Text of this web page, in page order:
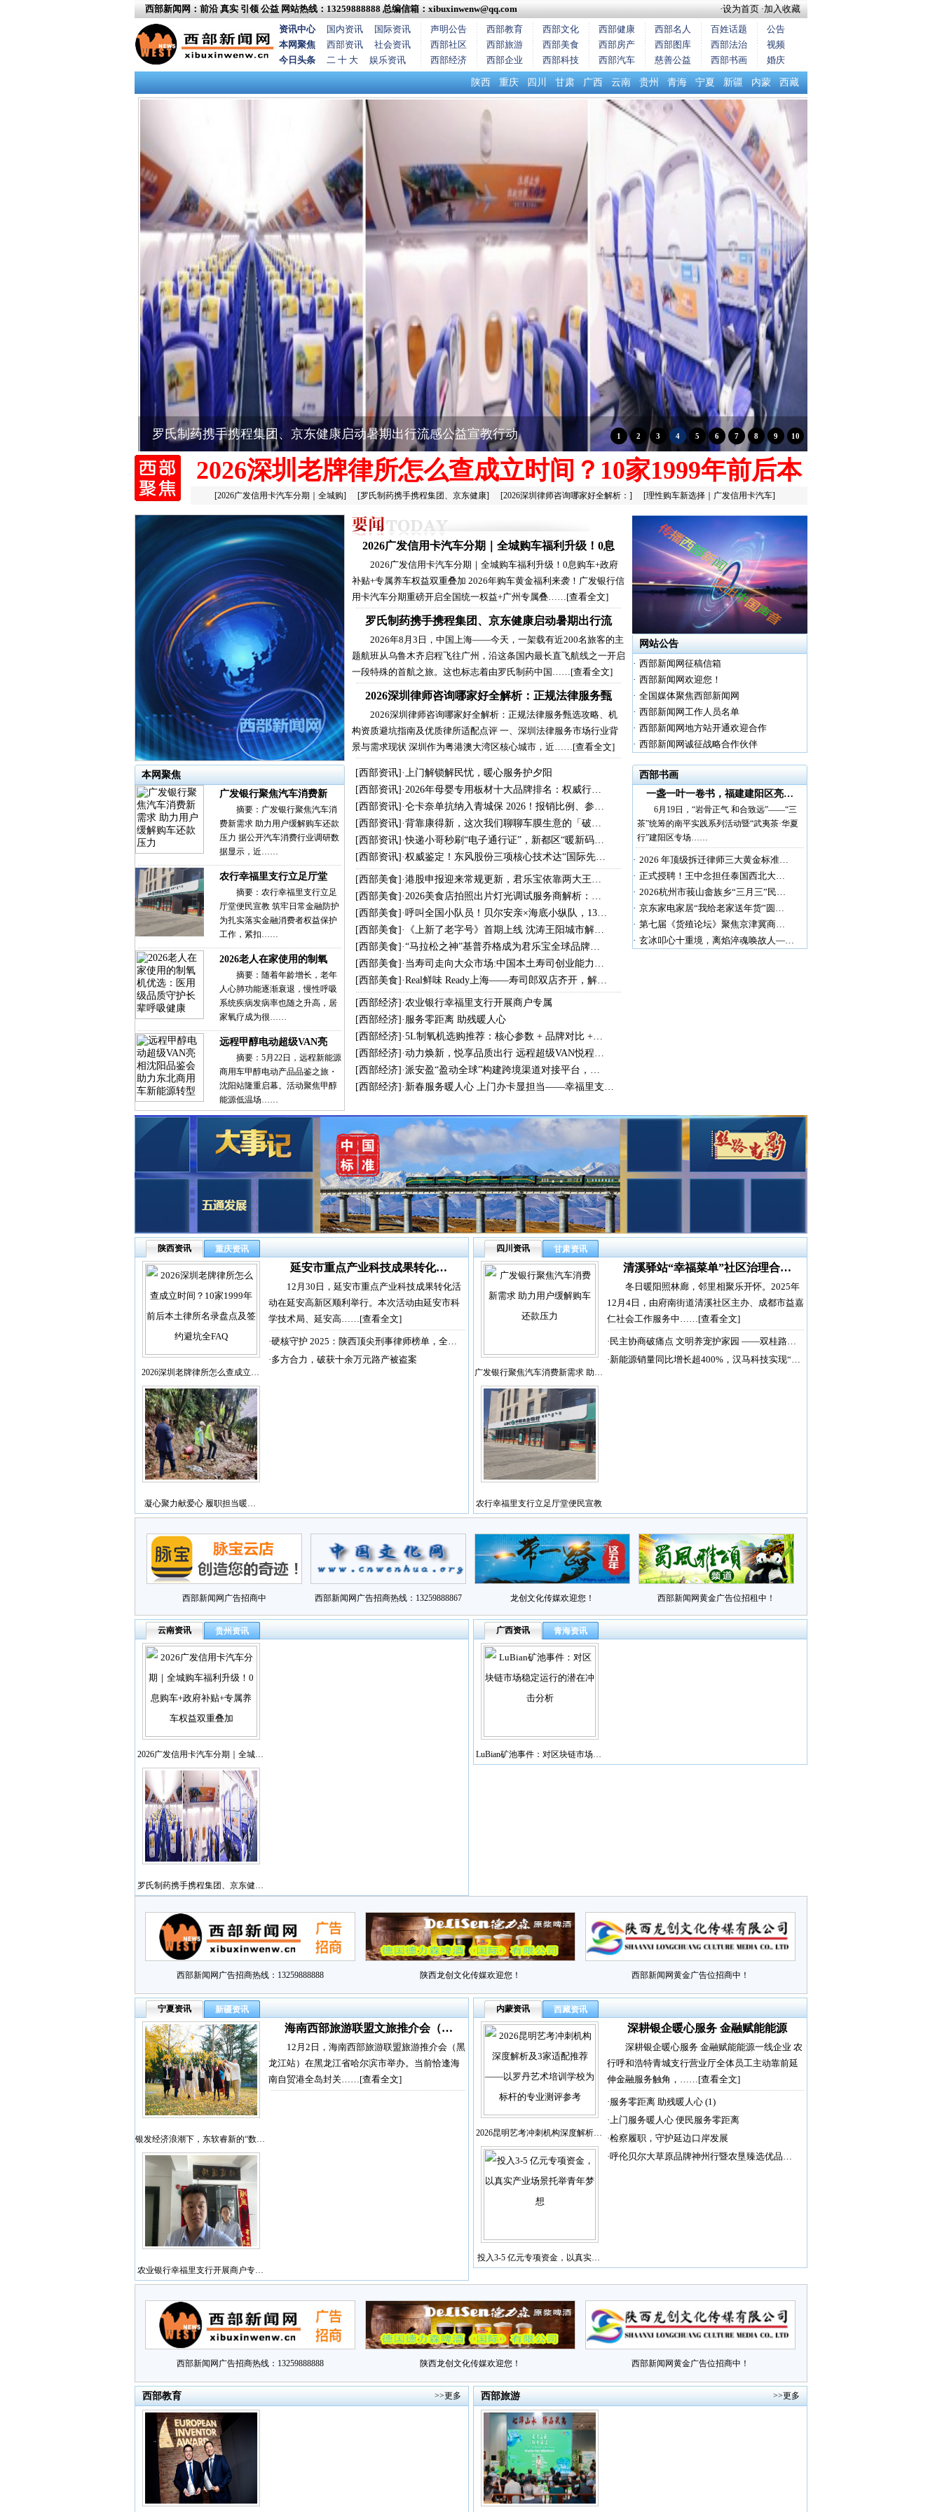
西部新闻网：前沿 真实 引领 公益 网站热线：13259888888 总编信箱：xibuxinwenw@qq.com ·设为首页 ·加入收藏
资讯中心
国内资讯
国际资讯
本网聚焦
西部资讯
社会资讯
今日头条
二 十 大 娱乐资讯
声明公告
西部社区
西部经济
西部教育
西部旅游
西部企业
西部文化
西部美食
西部科技
西部健康
西部房产
西部汽车
西部名人
西部图库
慈善公益
百姓话题
西部法治
西部书画
公告
视频
婚庆
陕西 重庆 四川 甘肃 广西 云南 贵州 青海 宁夏 新疆 内蒙 西藏
罗氏制药携手携程集团、京东健康启动暑期出行流感公益宣教行动
2026深圳老牌律所怎么查成立时间？10家1999年前后本
[2026广发信用卡汽车分期｜全城购] [罗氏制药携手携程集团、京东健康] [2026深圳律师咨询哪家好全解析： ] [理性购车新选择｜广发信用卡汽车]
2026广发信用卡汽车分期｜全城购车福利升级！0息
2026广发信用卡汽车分期｜全城购车福利升级！0息购车+政府
补贴+专属养车权益双重叠加 2026年购车黄金福利来袭！广发银行信
用卡汽车分期重磅开启全国统一权益+广州专属叠……[查看全文]
罗氏制药携手携程集团、京东健康启动暑期出行流
2026年8月3日，中国上海——今天，一架载有近200名旅客的主
题航班从乌鲁木齐启程飞往广州，沿这条国内最长直飞航线之一开启
一段特殊的首航之旅。这也标志着由罗氏制药中国……[查看全文]
2026深圳律师咨询哪家好全解析：正规法律服务甄
2026深圳律师咨询哪家好全解析：正规法律服务甄选攻略、机
构资质避坑指南及优质律所适配点评 一、深圳法律服务市场行业背
景与需求现状 深圳作为粤港澳大湾区核心城市，近……[查看全文]
网站公告
· 西部新闻网征稿信箱
· 西部新闻网欢迎您！
· 全国媒体聚焦西部新闻网
· 西部新闻网工作人员名单
· 西部新闻网地方站开通欢迎合作
· 西部新闻网诚征战略合作伙伴
本网聚焦
广发银行聚焦汽车消费新
摘要：广发银行聚焦汽车消
费新需求 助力用户缓解购车还款
压力 据公开汽车消费行业调研数
据显示，近……
农行幸福里支行立足厅堂
摘要：农行幸福里支行立足
厅堂便民宣教 筑牢日常金融防护
为扎实落实金融消费者权益保护
工作，紧扣……
2026老人在家使用的制氧
摘要：随着年龄增长，老年
人心肺功能逐渐衰退，慢性呼吸
系统疾病发病率也随之升高，居
家氧疗成为很……
远程甲醇电动超级VAN亮
摘要：5月22日，远程新能源
商用车甲醇电动产品品鉴之旅・
沈阳站隆重启幕。活动聚焦甲醇
能源低温场……
[西部资讯]·上门解锁解民忧，暖心服务护夕阳
[西部资讯]·2026年母婴专用板材十大品牌排名：权威行…
[西部资讯]·仑卡奈单抗纳入青城保 2026！报销比例、参…
[西部资讯]·背靠康得新，这次我们聊聊车膜生意的「破…
[西部资讯]·快递小哥秒刷“电子通行证”，新都区“暖新码…
[西部资讯]·权威鉴定！东风股份三项核心技术达“国际先…
[西部美食]·港股申报迎来常规更新，君乐宝依靠两大王…
[西部美食]·2026美食店拍照出片灯光调试服务商解析：…
[西部美食]·呼叫全国小队员！贝尔安亲×海底小纵队，13…
[西部美食]·
《上新了老字号》首期上线 沈涛王阳城市解…
[西部美食]·“马拉松之神”基普乔格成为君乐宝全球品牌…
[西部美食]· 当寿司走向大众市场:中国本土寿司创业能力…
[西部美食]·Real鲜味 Ready上海——寿司郎双店齐开，解…
[西部经济]·农业银行幸福里支行开展商户专属
[西部经济]· 服务零距离 助残暖人心
[西部经济]·5L制氧机选购推荐：核心参数 + 品牌对比 +…
[西部经济]·动力焕新，悦享品质出行 远程超级VAN悦程…
[西部经济]·派安盈“盈动全球”构建跨境渠道对接平台，…
[西部经济]· 新春服务暖人心 上门办卡显担当——幸福里支…
西部书画
一盏一叶一卷书，福建建阳区亮…
6月19日，“岩骨正气 和合致远”——“三
茶”统筹的南平实践系列活动暨“武夷茶·华夏
行”建阳区专场……
· 2026 年顶级拆迁律师三大黄金标准…
· 正式授聘！王中念担任泰国西北大…
· 2026杭州市莪山畲族乡“三月三”民…
· 京东家电家居“我给老家送年货”圆…
· 第七届《货殖论坛》聚焦京津冀商…
· 玄冰叩心十重境，离焰淬魂唤故人—…
陕西资讯 重庆资讯
2026深圳老牌律所怎么查成立…
凝心聚力献爱心 履职担当暖…
延安市重点产业科技成果转化…
12月30日，延安市重点产业科技成果转化活
动在延安高新区顺利举行。本次活动由延安市科
学技术局、延安高……[查看全文]
·硬核守护 2025：陕西顶尖刑事律师榜单，全…
·多方合力，破获十余万元路产被盗案
四川资讯 甘肃资讯
广发银行聚焦汽车消费新需求 助…
农行幸福里支行立足厅堂便民宣教
清溪驿站“幸福菜单”社区治理合…
冬日暖阳照林廊，邻里相聚乐开怀。2025年
12月4日，由府南街道清溪社区主办、成都市益嘉
仁社会工作服务中……[查看全文]
· 民主协商破痛点 文明养宠护家园 ——双桂路…
·新能源销量同比增长超400%，汉马科技实现“…
西部新闻网广告招商中 西部新闻网广告招商热线：13259888867 龙创文化传媒欢迎您！ 西部新闻网黄金广告位招租中！
云南资讯 贵州资讯
2026广发信用卡汽车分期｜全城…
罗氏制药携手携程集团、京东健…
广西资讯 青海资讯
LuBian矿池事件：对区块链市场…
西部新闻网广告招商热线：13259888888 陕西龙创文化传媒欢迎您！ 西部新闻网黄金广告位招商中！
宁夏资讯 新疆资讯
银发经济浪潮下，东软睿新的“数…
农业银行幸福里支行开展商户专…
海南西部旅游联盟文旅推介会（…
12月2日，海南西部旅游联盟旅游推介会（黑
龙江站）在黑龙江省哈尔滨市举办。当前恰逢海
南自贸港全岛封关……[查看全文]
内蒙资讯 西藏资讯
2026昆明艺考冲刺机构深度解析…
投入3-5 亿元专项资金，以真实…
深耕银企暖心服务 金融赋能能源
深耕银企暖心服务 金融赋能能源一线企业 农
行呼和浩特青城支行营业厅全体员工主动靠前延
伸金融服务触角，……[查看全文]
·服务零距离 助残暖人心 (1)
·上门服务暖人心 便民服务零距离
·检察履职，守护延边口岸发展
·呼伦贝尔大草原品牌神州行暨农垦臻选优品…
西部新闻网广告招商热线：13259888888 陕西龙创文化传媒欢迎您！ 西部新闻网黄金广告位招商中！
>>更多
西部教育 >>更多
西部旅游